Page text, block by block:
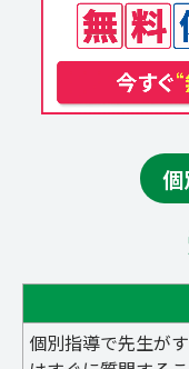
個
個別指導で先生が